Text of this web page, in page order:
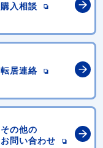
購入相談
転居連絡
その他の
お問い合わせ